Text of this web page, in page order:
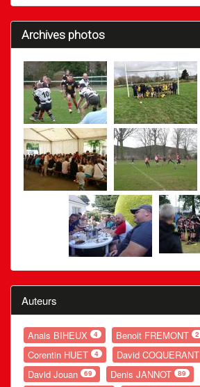
Archives photos
Auteurs
Anais BIHEUX 4 Benoit FREMONT 2
Corentin HUET 4 David COQUERANT
David Jouan 69 Denis JANNOT 89